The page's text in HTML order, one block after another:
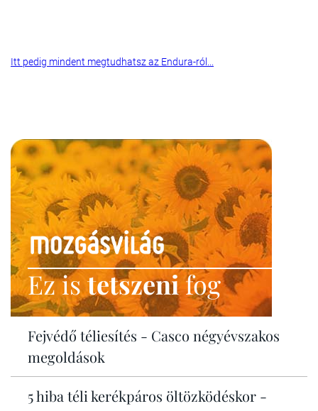
Itt pedig mindent megtudhatsz az Endura-ról...
Ez istetszenifog
Fejvédő téliesítés - Casco négyévszakos
megoldások
5 hiba téli kerékpáros öltözködéskor -